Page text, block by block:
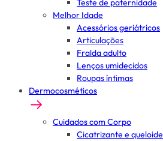
Teste de paternidade
Melhor Idade
Acessórios geriátricos
Articulações
Fralda adulto
Lenços umidecidos
Roupas íntimas
Dermocosméticos
Cuidados com Corpo
Cicatrizante e queloide